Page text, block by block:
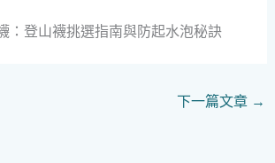
：登山襪挑選指南與防起水泡秘訣
下一篇文章 →